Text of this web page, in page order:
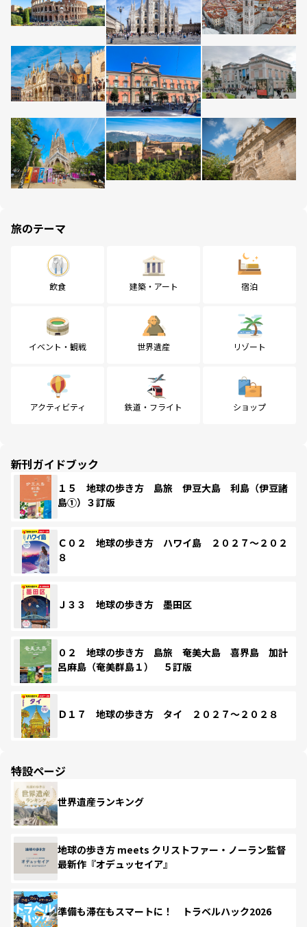
旅のテーマ
飲食 建築・アート 宿泊
イベント・観戦 世界遺産 リゾート
アクティビティ 鉄道・フライト ショップ
新刊ガイドブック
１５ 地球の歩き方 島旅 伊豆大島 利島（伊豆諸
島①）３訂版
Ｃ０２ 地球の歩き方 ハワイ島 ２０２７～２０２
８
Ｊ３３ 地球の歩き方 墨田区
０２ 地球の歩き方 島旅 奄美大島 喜界島 加計
呂麻島（奄美群島１） ５訂版
Ｄ１７ 地球の歩き方 タイ ２０２７～２０２８
特設ページ
世界遺産ランキング
地球の歩き方 meets クリストファー・ノーラン監督
最新作『オデュッセイア』
準備も滞在もスマートに！ トラベルハック2026